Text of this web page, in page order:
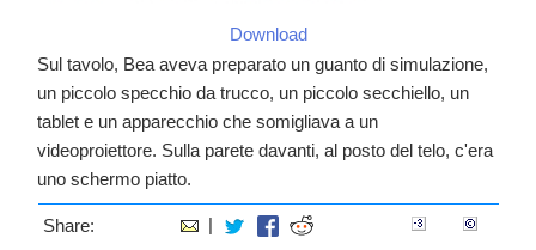
Download
Sul tavolo, Bea aveva preparato un guanto di simulazione,
un piccolo specchio da trucco, un piccolo secchiello, un
tablet e un apparecchio che somigliava a un
videoproiettore. Sulla parete davanti, al posto del telo, c'era
uno schermo piatto.
Share: